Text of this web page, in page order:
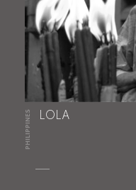
PHILIPPINES LOLA